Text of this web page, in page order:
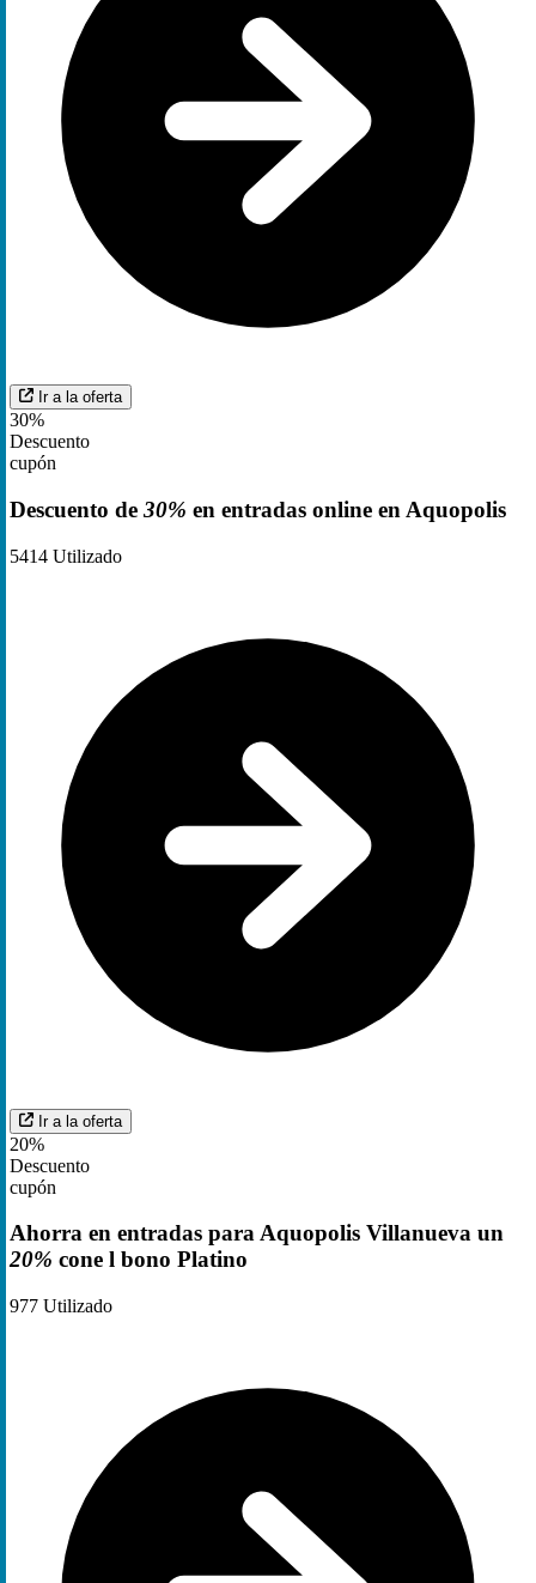
Ir a la oferta
30%
Descuento
cupón
Descuento de 30% en entradas online en Aquopolis
5414 Utilizado
Ir a la oferta
20%
Descuento
cupón
Ahorra en entradas para Aquopolis Villanueva un
20% cone l bono Platino
977 Utilizado